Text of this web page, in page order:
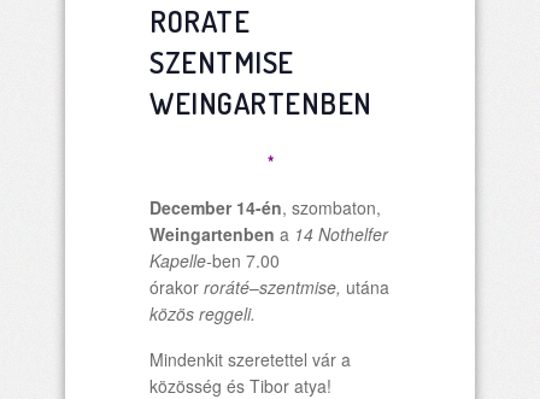
RORATE
SZENTMISE
WEINGARTENBEN
*
December 14-én, szombaton,
Weingartenben a 14 Nothelfer
Kapelle-ben 7.00
órakor roráté–szentmise, utána
közös reggeli.
Mindenkit szeretettel vár a
közösség és Tibor atya!